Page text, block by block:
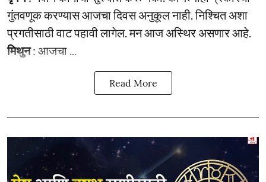
गुंतवणूक करण्यास आजचा दिवस अनुकूल नाही. निश्चित अशा
प्रगतीसाठी वाट पहावी लागेल. मन आज अस्थिर असणार आहे.
मिथुन: आजचा ...
Read More